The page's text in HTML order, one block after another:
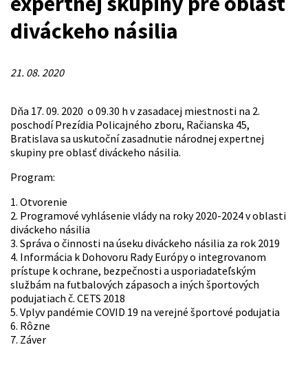
diváckeho násilia
21. 08. 2020
Dňa 17. 09. 2020 o 09.30 h v zasadacej miestnosti na 2.
poschodí Prezídia Policajného zboru, Račianska 45,
Bratislava sa uskutoční zasadnutie národnej expertnej
skupiny pre oblasť diváckeho násilia.
Program:
1. Otvorenie
2. Programové vyhlásenie vlády na roky 2020-2024 v oblasti
diváckeho násilia
3. Správa o činnosti na úseku diváckeho násilia za rok 2019
4. Informácia k Dohovoru Rady Európy o integrovanom
prístupe k ochrane, bezpečnosti a usporiadateľským
službám na futbalových zápasoch a iných športových
podujatiach č. CETS 2018
5. Vplyv pandémie COVID 19 na verejné športové podujatia
6. Rôzne
7. Záver